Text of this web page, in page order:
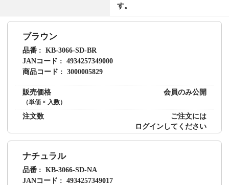
す。
ブラウン
品番
KB-3066-SD-BR
JANコード
4934257349000
商品コード
3000005829
販売価格
（単価 × 入数）
会員のみ公開
注文数
ご注文には
ログインしてください
ナチュラル
品番
KB-3066-SD-NA
JANコード
4934257349017